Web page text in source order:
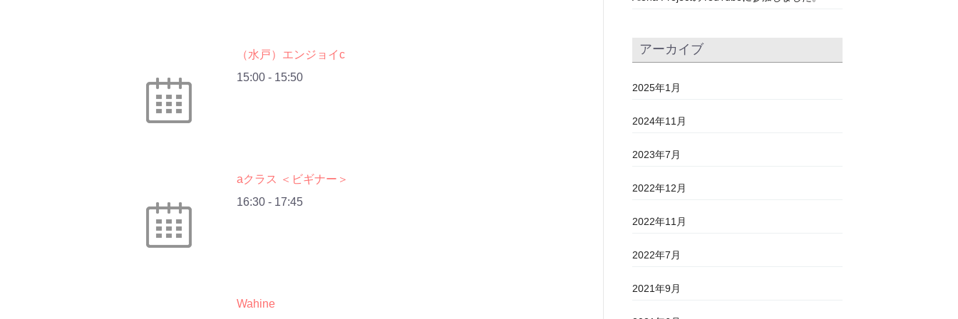
（水戸）エンジョイc
15:00 - 15:50
aクラス ＜ビギナー＞
16:30 - 17:45
Wahine
アーカイブ
2025年1月
2024年11月
2023年7月
2022年12月
2022年11月
2022年7月
2021年9月